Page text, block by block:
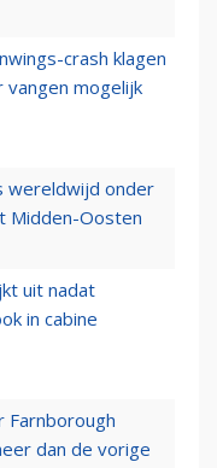
crash klagen
vangen mogelijk
wereldwijd onder
Midden-Oosten
uit nadat
in cabine
Farnborough
dan de vorige